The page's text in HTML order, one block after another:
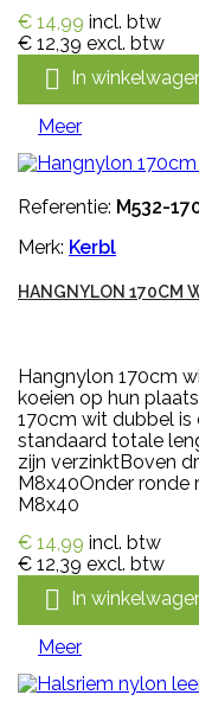
€ 14,99 incl. btw
€ 12,39 excl. btw
 In
Meer
Referentie: M532-
Merk: Kerbl
HANGNYLON 170CM
Hangnylon 170cm
koeien op hun
170cm wit dubbel is
standaard totale
zijn verzinktBoven
M8x40Onder ronde
M8x40
€ 14,99 incl. btw
€ 12,39 excl. btw
 In
Meer